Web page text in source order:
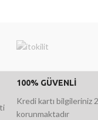
100% GÜVENLİ
Kredi kartı bilgileriniz
korunmaktadır